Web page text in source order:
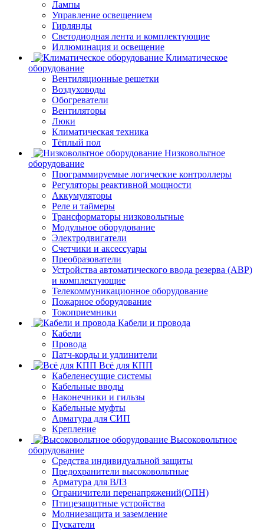
Лампы
Управление освещением
Гирлянды
Светодиодная лента и комплектующие
Иллюминация и освещение
Климатическое
оборудование
Вентиляционные решетки
Воздуховоды
Обогреватели
Вентиляторы
Люки
Климатическая техника
Тёплый пол
Низковольтное
оборудование
Программируемые логические контроллеры
Регуляторы реактивной мощности
Аккумуляторы
Реле и таймеры
Трансформаторы низковольтные
Модульное оборудование
Электродвигатели
Счетчики и аксессуары
Преобразователи
Устройства автоматического ввода резерва (АВР)
и комплектующие
Телекоммуникационное оборудование
Пожарное оборудование
Токоприемники
Кабели и провода
Кабели
Провода
Патч-корды и удлинители
Всё для КПП
Кабеленесущие системы
Кабельные вводы
Наконечники и гильзы
Кабельные муфты
Арматура для СИП
Крепление
Высоковольтное
оборудование
Средства индивидуальной защиты
Предохранители высоковольтные
Арматура для ВЛЗ
Ограничители перенапряжений(ОПН)
Птицезащитные устройства
Молниезащита и заземление
Пускатели